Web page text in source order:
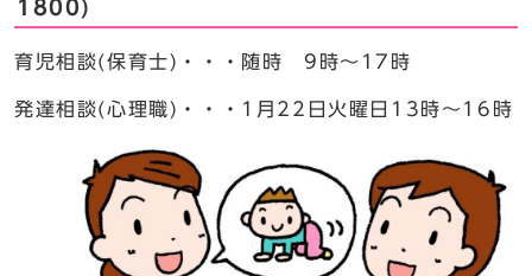
1800)
育児相談(保育士)・・・随時 9時～17時
発達相談(心理職)・・・1月22日火曜日13時～16時